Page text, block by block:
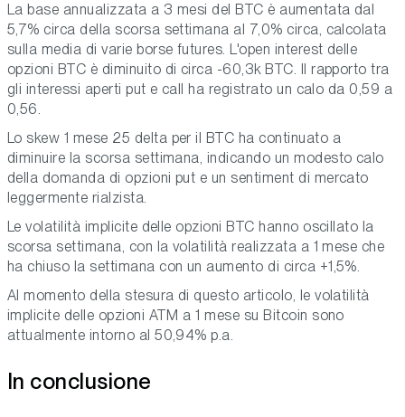
La base annualizzata a 3 mesi del BTC è aumentata dal
5,7% circa della scorsa settimana al 7,0% circa, calcolata
sulla media di varie borse futures. L'open interest delle
opzioni BTC è diminuito di circa -60,3k BTC. Il rapporto tra
gli interessi aperti put e call ha registrato un calo da 0,59 a
0,56.
Lo skew 1 mese 25 delta per il BTC ha continuato a
diminuire la scorsa settimana, indicando un modesto calo
della domanda di opzioni put e un sentiment di mercato
leggermente rialzista.
Le volatilità implicite delle opzioni BTC hanno oscillato la
scorsa settimana, con la volatilità realizzata a 1 mese che
ha chiuso la settimana con un aumento di circa +1,5%.
Al momento della stesura di questo articolo, le volatilità
implicite delle opzioni ATM a 1 mese su Bitcoin sono
attualmente intorno al 50,94% p.a.
In conclusione